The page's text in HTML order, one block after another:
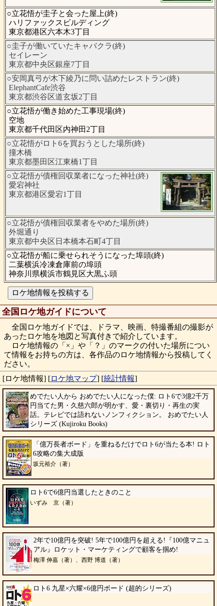
○立花悟が圭子と会った屋上(終)
ハリファックスビルディング
東京都港区六本木3丁目
○圭子が働いていたキャバクラ(終)
セイレーン
東京都中央区銀座7丁目
○安岡真弓が木下綾乃に問い詰めたレストラン(終)
ElephantCafe渋谷
東京都渋谷区道玄坂2丁目
○立花悟が働き始めた工事現場(終)
空地
東京都千代田区内神田2丁目
○立花悟がロト6を買おうとした場所(終)
撞木橋
東京都墨田区江東橋1丁目
○立花悟が債権回収業者になった神社(終)
愛宕神社
東京都港区愛宕1丁目
○立花悟が債権回収業者をやめた場所(終)
外堀通り
東京都中央区日本橋本石町4丁目
○立花悟が船に乗せられそうになった埠頭(終)
二葉横浜冷凍倉庫前の埠頭
神奈川県横浜市鶴見区大黒ふ頭
全国ロケ地ガイドについて
全国ロケ地ガイドでは、ドラマ、映画、特撮番組の撮影が
あったロケ地を地図と写真付きで紹介しています。
ロケ地情報の「×」や「？」のマークの付いた場所につい
て情報をお持ちの方は、各作品のロケ地情報から投稿してく
ださい。
[ロケ地情報] [ロケ地マップ] [統計情報]
めでたい人から おめでたい人になった僕: ロト6で3億2千万
円当てた男・久慈六郎が明かす、愛・裏切り・再生の実
話。テレビでは語れないノンフィクション。 おめでたい人
シリーズ (Kujiroku Books)
「億万長者ボード」を重ねるだけでロト6が当たる本! ロト
6攻略の集大成版
坂元裕介（著）
ロト6で6億円当選したときのこと
いずみ 京（著）
2年で10億円を突破! 5年で100億円を超える!『100億マニュ
アル』ロケット・マーケティングで顧客を掴め!
梅澤 伸嘉（著）、西野 博道（著）
ロト6 九星×六耀×6億円ボード (超的シリーズ)